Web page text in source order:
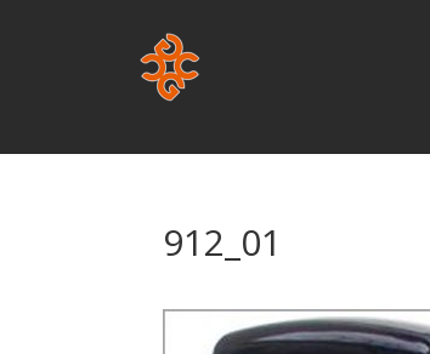
912_01